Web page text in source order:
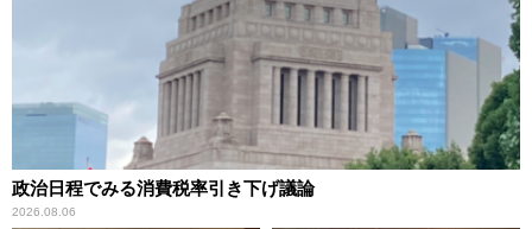
政治日程でみる消費税率引き下げ議論
2026.08.06